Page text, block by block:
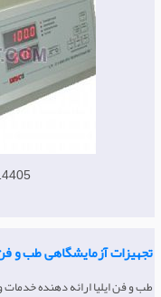
تجهیزات آزمایشگاهی طب و فن
طب و فن ایلیا ارائه دهنده خدمات